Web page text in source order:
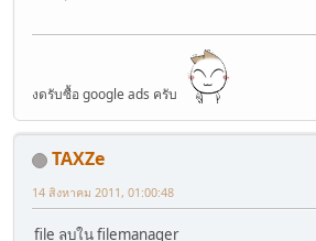
งดรับซื้อ google ads ครับ
TAXZe
14 สิงหาคม 2011, 01:00:48
file ลบใน filemanager